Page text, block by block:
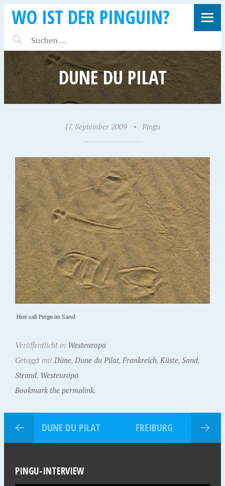
WO IST DER PINGUIN?
DUNE DU PILAT
17. September 2009 • Pingu
Hier saß Pingu im Sand
Veröffentlicht in Westeuropa
Getaggt mit Düne, Dune du Pilat, Frankreich, Küste, Sand,
Strand, Westeuropa
Bookmark the permalink.
DUNE DU PILAT FREIBURG
PINGU-INTERVIEW